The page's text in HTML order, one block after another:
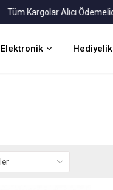
Kargolar Alıcı Ödemelidir!
Elektronik Hediyelik